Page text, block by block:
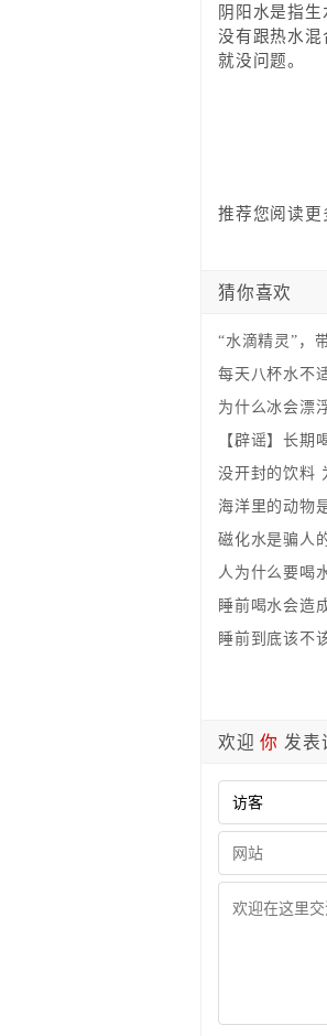
阴阳水是指
没有跟热水
就没问题。
推荐您阅读更
猜你喜欢
“水滴精灵”，
每天八杯水不
为什么冰会漂
【辟谣】长期
没开封的饮料
海洋里的动物
磁化水是骗人
人为什么要喝
睡前喝水会造
睡前到底该不
欢迎你 发表